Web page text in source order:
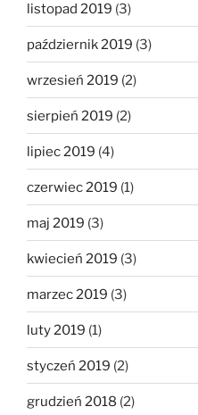
listopad 2019 (3)
październik 2019 (3)
wrzesień 2019 (2)
sierpień 2019 (2)
lipiec 2019 (4)
czerwiec 2019 (1)
maj 2019 (3)
kwiecień 2019 (3)
marzec 2019 (3)
luty 2019 (1)
styczeń 2019 (2)
grudzień 2018 (2)